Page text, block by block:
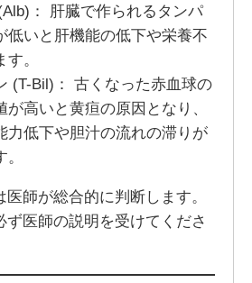
： 肝臓で作られるタンパ
低いと肝機能の低下や栄養不
。
(T-Bil)： 古くなった赤血球の
が高いと黄疸の原因となり、
力低下や胆汁の流れの滞りが
師が総合的に判断します。
ず医師の説明を受けてくださ